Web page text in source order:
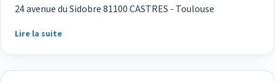
24 avenue du Sidobre 81100 CASTRES - Toulouse
Lire la suite